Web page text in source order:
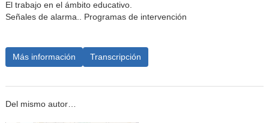
El trabajo en el ámbito educativo.
Señales de alarma.. Programas de intervención
Más información Transcripción
Del mismo autor…